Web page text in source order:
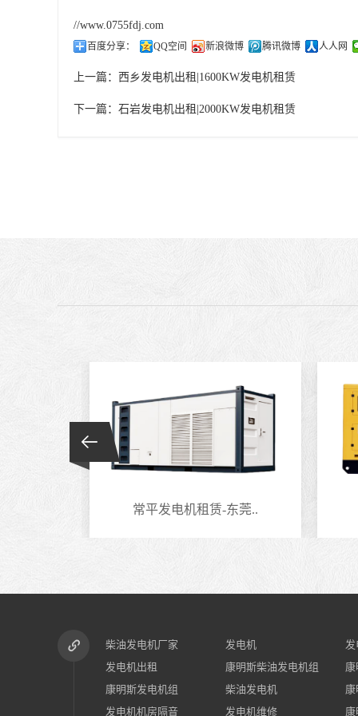
//www.0755fdj.com
百度分享： QQ空间 新浪微博 腾讯微博 人人网
上一篇： 西乡发电机出租|1600KW发电机租赁
下一篇： 石岩发电机出租|2000KW发电机租赁
常平发电机租赁-东莞..
柴油发电机厂家 发电机
发电机出租
康明斯柴油发电机组
康明斯发电机组
柴油发电机
发电机机房隔音
发电机维修